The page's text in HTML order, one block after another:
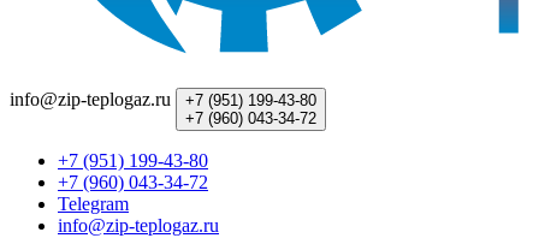
info@zip-teplogaz.ru +7 (951) 199-43-80
+7 (960) 043-34-72
+7 (951) 199-43-80
+7 (960) 043-34-72
Telegram
info@zip-teplogaz.ru